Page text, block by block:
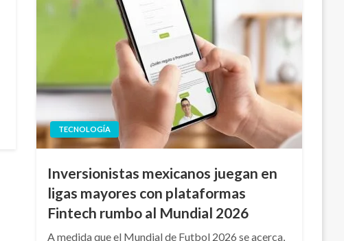
TECNOLOGÍA
Inversionistas mexicanos juegan en
ligas mayores con plataformas
Fintech rumbo al Mundial 2026
A medida que el Mundial de Futbol 2026 se acerca,